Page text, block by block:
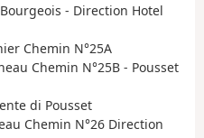
- Direction Hotel
Chemin N°25A
Chemin N°25B - Pousset
di Pousset
Chemin N°26 Direction